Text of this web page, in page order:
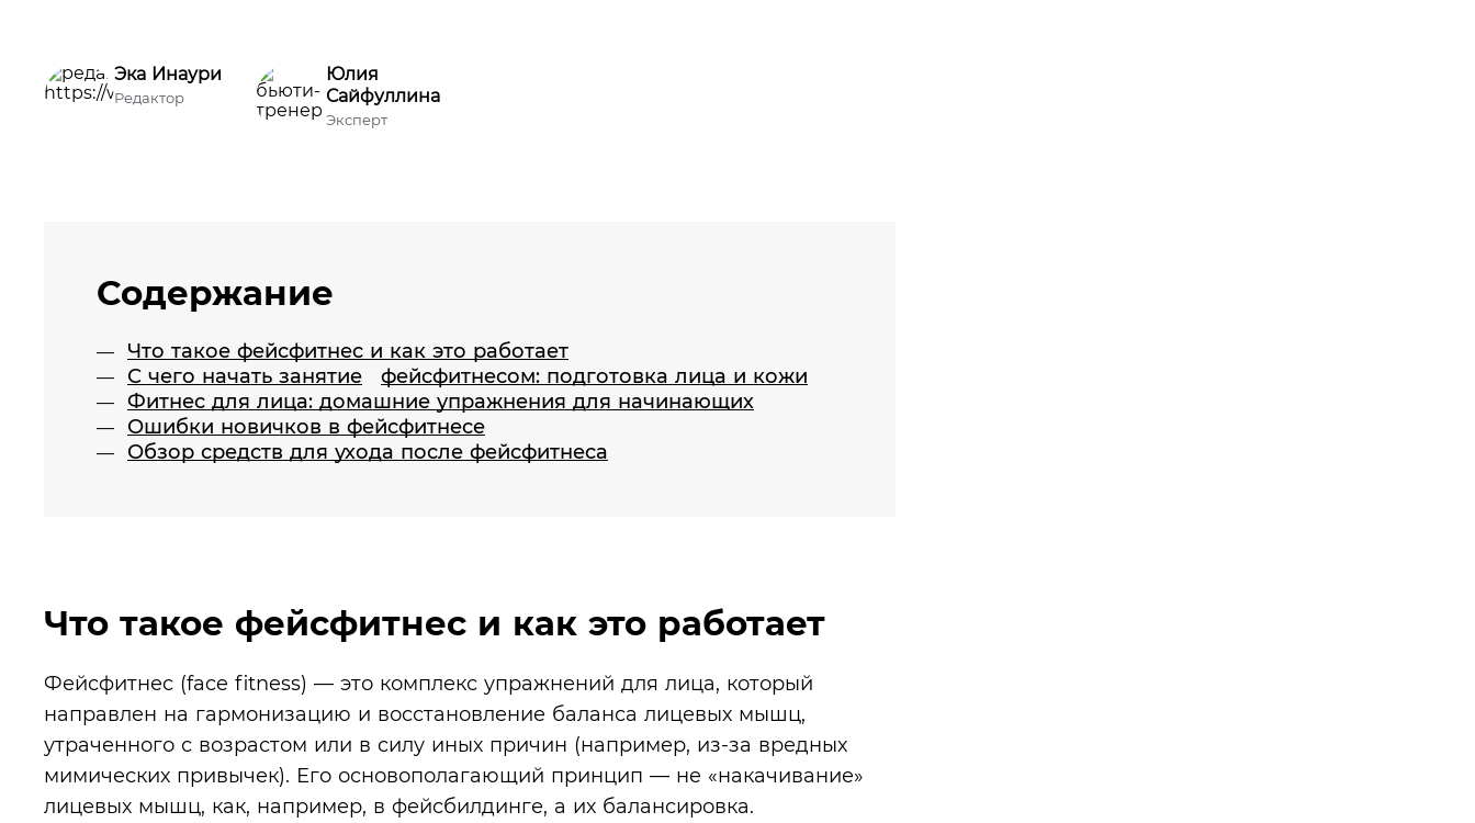
Эка Инаури
Редактор
Юлия
Сайфуллина
Эксперт
Содержание
Что такое фейсфитнес и как это работает
С чего начать занятие
фейсфитнесом: подготовка лица и кожи
Фитнес для лица: домашние упражнения для начинающих
Ошибки новичков в фейсфитнесе
Обзор средств для ухода после фейсфитнеса
Что такое фейсфитнес и как это работает
Фейсфитнес (face fitness) — это комплекс упражнений для лица, который
направлен на гармонизацию и восстановление баланса лицевых мышц,
утраченного с возрастом или в силу иных причин (например, из-за вредных
мимических привычек). Его основополагающий принцип — не «накачивание»
лицевых мышц, как, например, в фейсбилдинге, а их балансировка.